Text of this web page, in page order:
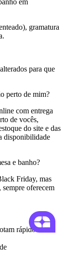
em
gramatura
para que
perto de mim?
com entrega
de vocês,
do site e das
disponibilidade
e banho?
Friday, mas
sempre oferecem
rápido e a